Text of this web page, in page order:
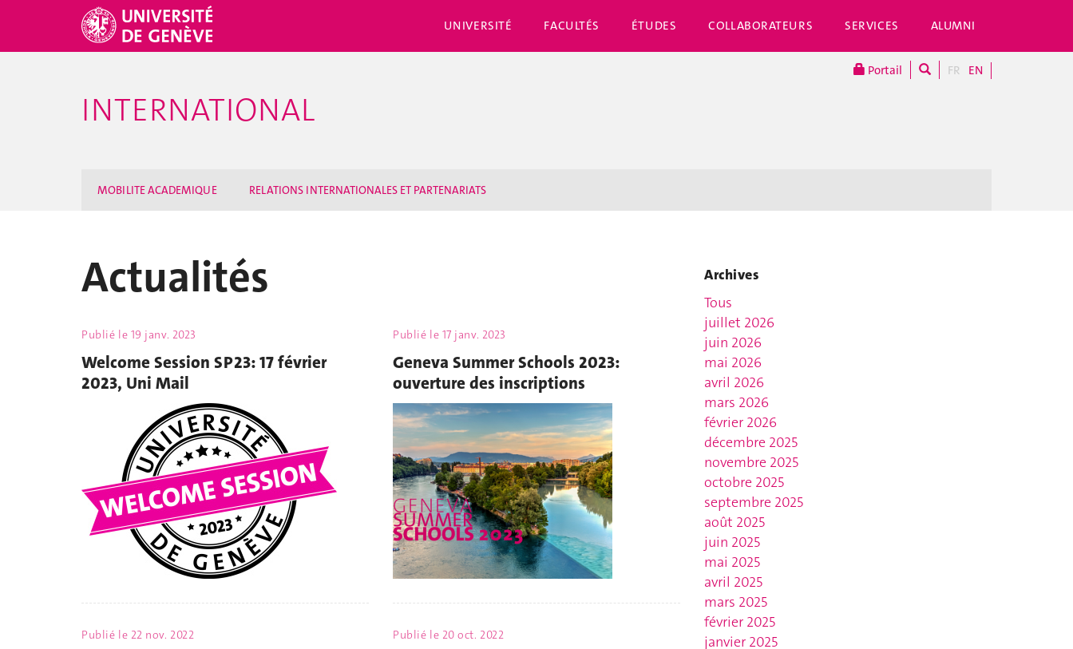
UNIVERSITÉ FACULTÉS ÉTUDES COLLABORATEURS SERVICES ALUMNI
Portail FR EN
INTERNATIONAL
MOBILITE ACADEMIQUE RELATIONS INTERNATIONALES ET PARTENARIATS
Actualités
Publié le 19 janv. 2023
Welcome Session SP23: 17 février
2023, Uni Mail
Publié le 17 janv. 2023
Geneva Summer Schools 2023:
ouverture des inscriptions
Publié le 22 nov. 2022 Publié le 20 oct. 2022
Archives
Tous
juillet 2026
juin 2026
mai 2026
avril 2026
mars 2026
février 2026
décembre 2025
novembre 2025
octobre 2025
septembre 2025
août 2025
juin 2025
mai 2025
avril 2025
mars 2025
février 2025
janvier 2025